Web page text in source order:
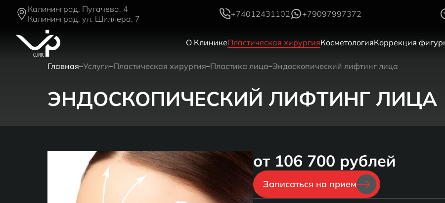
Калининград, Пугачева, 4
Калининград, ул. Шиллера, 7
+74012431102 +79097997372
О КлиникеПластическая хирургияКосметологияКоррекция
Главная Услуги Пластическая хирургия Пластика лица Эндоскопический лифтинг лица
ЭНДОСКОПИЧЕСКИЙ ЛИФТИНГ ЛИЦА
от 106 700 рублей
Записаться на прием